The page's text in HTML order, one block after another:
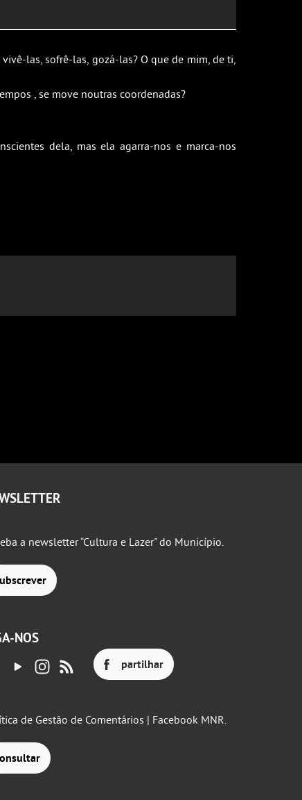
las, sofrê-las, gozá-las? O que de mim, de ti,
, se move noutras coordenadas?
dela, mas ela agarra-nos e marca-nos
a newsletter “Cultura e Lazer" do Município.
NOS
partilhar
de Gestão de Comentários | Facebook MNR.